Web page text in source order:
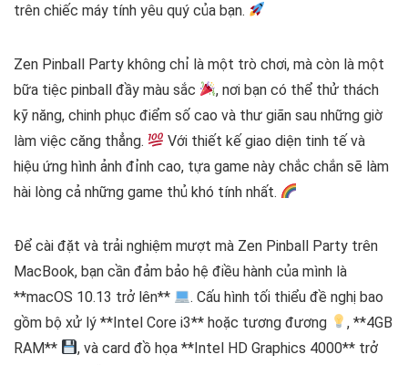
trên chiếc máy tính yêu quý của bạn.
Zen Pinball Party không chỉ là một trò chơi, mà còn là một
bữa tiệc pinball đầy màu sắc
, nơi bạn có thể thử thách
kỹ năng, chinh phục điểm số cao và thư giãn sau những giờ
làm việc căng thẳng.
Với thiết kế giao diện tinh tế và
hiệu ứng hình ảnh đỉnh cao, tựa game này chắc chắn sẽ làm
hài lòng cả những game thủ khó tính nhất.
Để cài đặt và trải nghiệm mượt mà Zen Pinball Party trên
MacBook, bạn cần đảm bảo hệ điều hành của mình là
**macOS 10.13 trở lên**
. Cấu hình tối thiểu đề nghị bao
gồm bộ xử lý **Intel Core i3** hoặc tương đương
, **4GB
RAM**
, và card đồ họa **Intel HD Graphics 4000** trở